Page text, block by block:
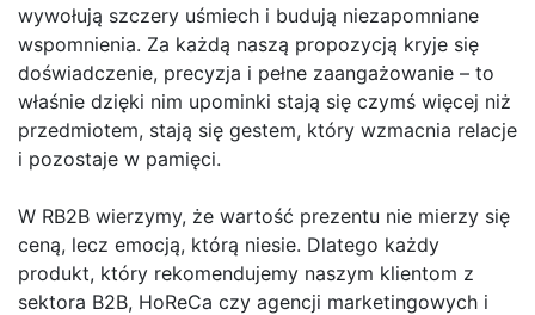
wywołują szczery uśmiech i budują niezapomniane
wspomnienia. Za każdą naszą propozycją kryje się
doświadczenie, precyzja i pełne zaangażowanie – to
właśnie dzięki nim upominki stają się czymś więcej niż
przedmiotem, stają się gestem, który wzmacnia relacje
i pozostaje w pamięci.
W RB2B wierzymy, że wartość prezentu nie mierzy się
ceną, lecz emocją, którą niesie. Dlatego każdy
produkt, który rekomendujemy naszym klientom z
sektora B2B, HoReCa czy agencji marketingowych i